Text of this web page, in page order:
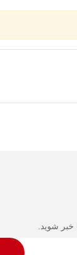
خبر شوید.